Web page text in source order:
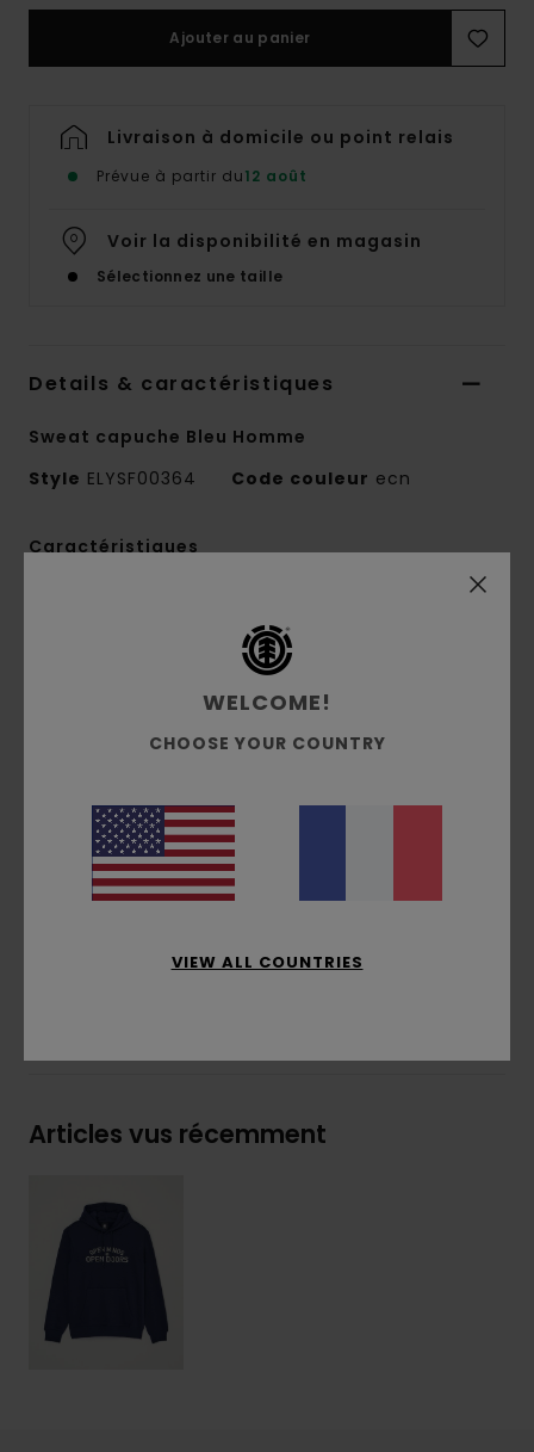
Ajouter au panier
Livraison à domicile ou point relais
Prévue à partir du12 août
Voir la disponibilité en magasin
Sélectionnez une taille
Details & caractéristiques
Sweat capuche Bleu Homme
Style ELYSF00364 Code couleur ecn
Caractéristiques
Capuche doublée dans la matière principale
latérale
Composition[Matière principale] 55% coton, 25%
coton recyclé, 20% polyester recyclé
Articles vus récemment
WELCOME!
CHOOSE YOUR COUNTRY
VIEW ALL COUNTRIES